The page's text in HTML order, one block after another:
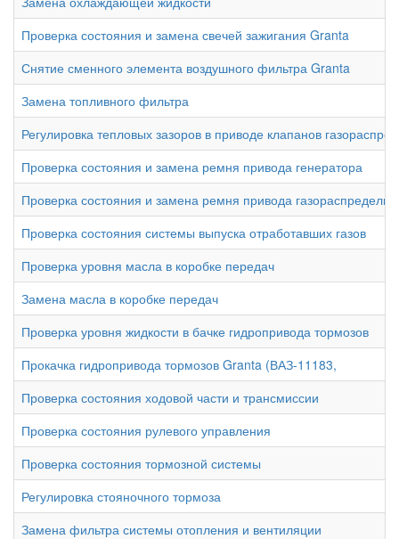
Проверка состояния и замена свечей зажигания Granta
Снятие сменного элемента воздушного фильтра Granta
Замена топливного фильтра
Регулировка тепловых зазоров в приводе клапанов
Проверка состояния и замена ремня привода генератора
Проверка состояния и замена ремня привода
Проверка состояния системы выпуска отработавших газов
Проверка уровня масла в коробке передач
Замена масла в коробке передач
Проверка уровня жидкости в бачке гидропривода тормозов
Прокачка гидропривода тормозов Granta (ВАЗ-11183,
Проверка состояния ходовой части и трансмиссии
Проверка состояния рулевого управления
Проверка состояния тормозной системы
Регулировка стояночного тормоза
Замена фильтра системы отопления и вентиляции